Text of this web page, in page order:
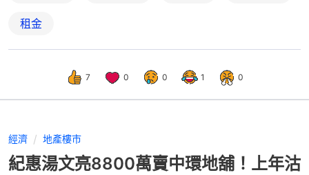
租金
7 0 0 1 0
經濟 地產樓市
紀惠湯文亮8800萬賣中環地舖！上年沽